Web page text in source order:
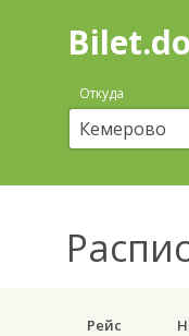
Поиск
покупка
билетов
автобус
онлайн
Bilet.do
Откуда
Рейс